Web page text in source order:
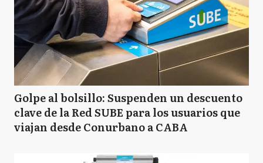
Golpe al bolsillo: Suspenden un descuento
clave de la Red SUBE para los usuarios que
viajan desde Conurbano a CABA